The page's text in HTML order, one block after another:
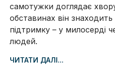
самотужки доглядає
обставинах він
підтримку – у милосерді
людей.
ЧИТАТИ ДАЛІ...